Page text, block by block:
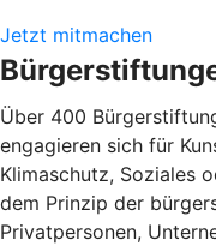
Jetzt mitmachen
Über 400
engagieren sich für
Klimaschutz, Soziales
dem Prinzip der
Privatpersonen,